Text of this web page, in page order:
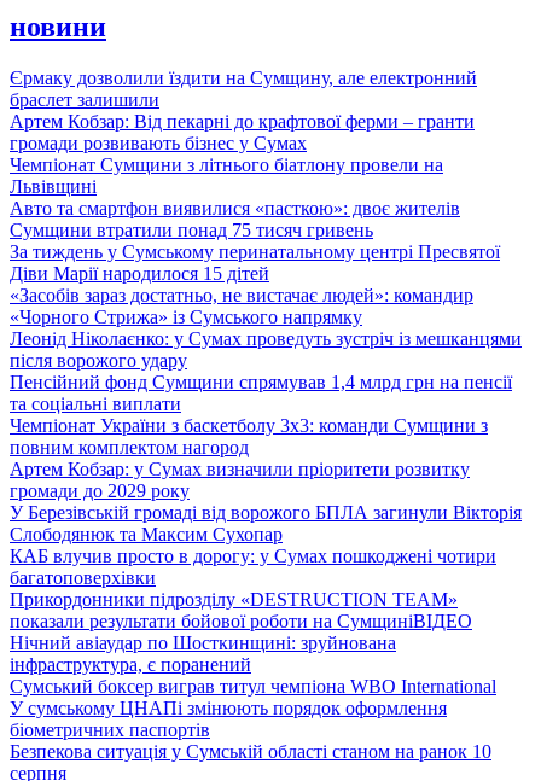
новини
Єрмаку дозволили їздити на Сумщину, але електронний
браслет залишили
Артем Кобзар: Від пекарні до крафтової ферми – гранти
громади розвивають бізнес у Сумах
Чемпіонат Сумщини з літнього біатлону провели на
Львівщині
Авто та смартфон виявилися «пасткою»: двоє жителів
Сумщини втратили понад 75 тисяч гривень
За тиждень у Сумському перинатальному центрі Пресвятої
Діви Марії народилося 15 дітей
«Засобів зараз достатньо, не вистачає людей»: командир
«Чорного Стрижа» із Сумського напрямку
Леонід Ніколаєнко: у Сумах проведуть зустріч із мешканцями
після ворожого удару
Пенсійний фонд Сумщини спрямував 1,4 млрд грн на пенсії
та соціальні виплати
Чемпіонат України з баскетболу 3х3: команди Сумщини з
повним комплектом нагород
Артем Кобзар: у Сумах визначили пріоритети розвитку
громади до 2029 року
У Березівській громаді від ворожого БПЛА загинули Вікторія
Слободянюк та Максим Сухопар
КАБ влучив просто в дорогу: у Сумах пошкоджені чотири
багатоповерхівки
Прикордонники підрозділу «DESTRUCTION TEAM»
показали результати бойової роботи на СумщиніВІДЕО
Нічний авіаудар по Шосткинщині: зруйнована
інфраструктура, є поранений
Сумський боксер виграв титул чемпіона WBO International
У сумському ЦНАПі змінюють порядок оформлення
біометричних паспортів
Безпекова ситуація у Сумській області станом на ранок 10
серпня